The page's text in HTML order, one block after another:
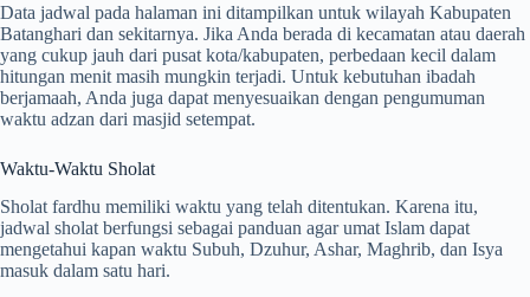
Data jadwal pada halaman ini ditampilkan untuk wilayah Kabupaten
Batanghari dan sekitarnya. Jika Anda berada di kecamatan atau daerah
yang cukup jauh dari pusat kota/kabupaten, perbedaan kecil dalam
hitungan menit masih mungkin terjadi. Untuk kebutuhan ibadah
berjamaah, Anda juga dapat menyesuaikan dengan pengumuman
waktu adzan dari masjid setempat.
Waktu-Waktu Sholat
Sholat fardhu memiliki waktu yang telah ditentukan. Karena itu,
jadwal sholat berfungsi sebagai panduan agar umat Islam dapat
mengetahui kapan waktu Subuh, Dzuhur, Ashar, Maghrib, dan Isya
masuk dalam satu hari.